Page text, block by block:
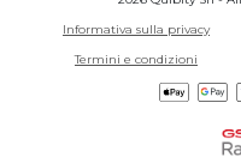
Informativa sulla privacy
Termini e condizioni